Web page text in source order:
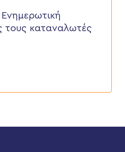
τους καταναλωτές